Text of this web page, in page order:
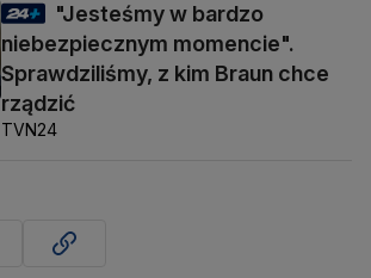
"Jesteśmy w bardzo
niebezpiecznym momencie".
Sprawdziliśmy, z kim Braun chce
rządzić
TVN24